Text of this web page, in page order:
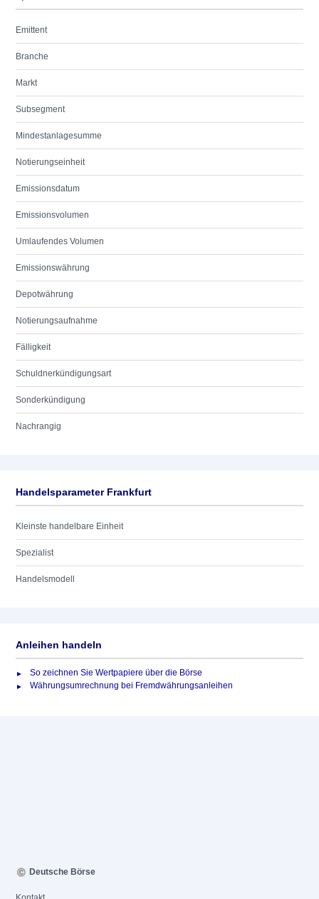
Emittent
Branche
Markt
Subsegment
Mindestanlagesumme
Notierungseinheit
Emissionsdatum
Emissionsvolumen
Umlaufendes Volumen
Emissionswährung
Depotwährung
Notierungsaufnahme
Fälligkeit
Schuldnerkündigungsart
Sonderkündigung
Nachrangig
Handelsparameter Frankfurt
Kleinste handelbare Einheit
Spezialist
Handelsmodell
Anleihen handeln
So zeichnen Sie Wertpapiere über die Börse
Währungsumrechnung bei Fremdwährungsanleihen
Deutsche Börse